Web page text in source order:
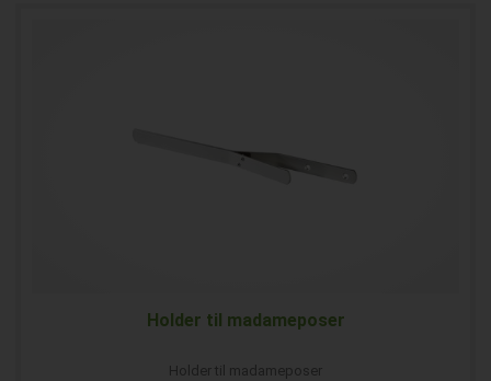
Holder til madameposer
Holder til madameposer